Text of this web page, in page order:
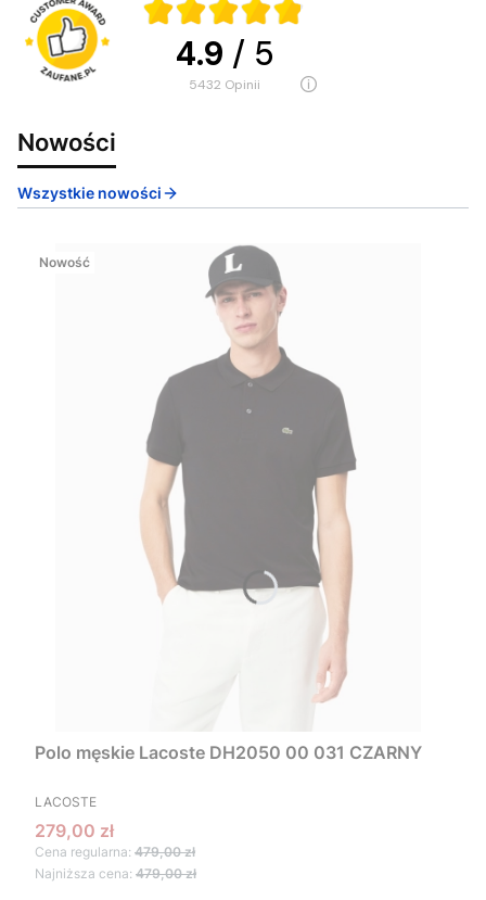
4.9 / 5
5432 opinii
Nowości
Wszystkie nowości
Nowość
Polo męskie Lacoste DH2050 00 031 CZARNY
PRODUCENT
LACOSTE
Cena promocyjna
279,00 zł
Cena regularna: 479,00 zł
Najniższa cena: 479,00 zł